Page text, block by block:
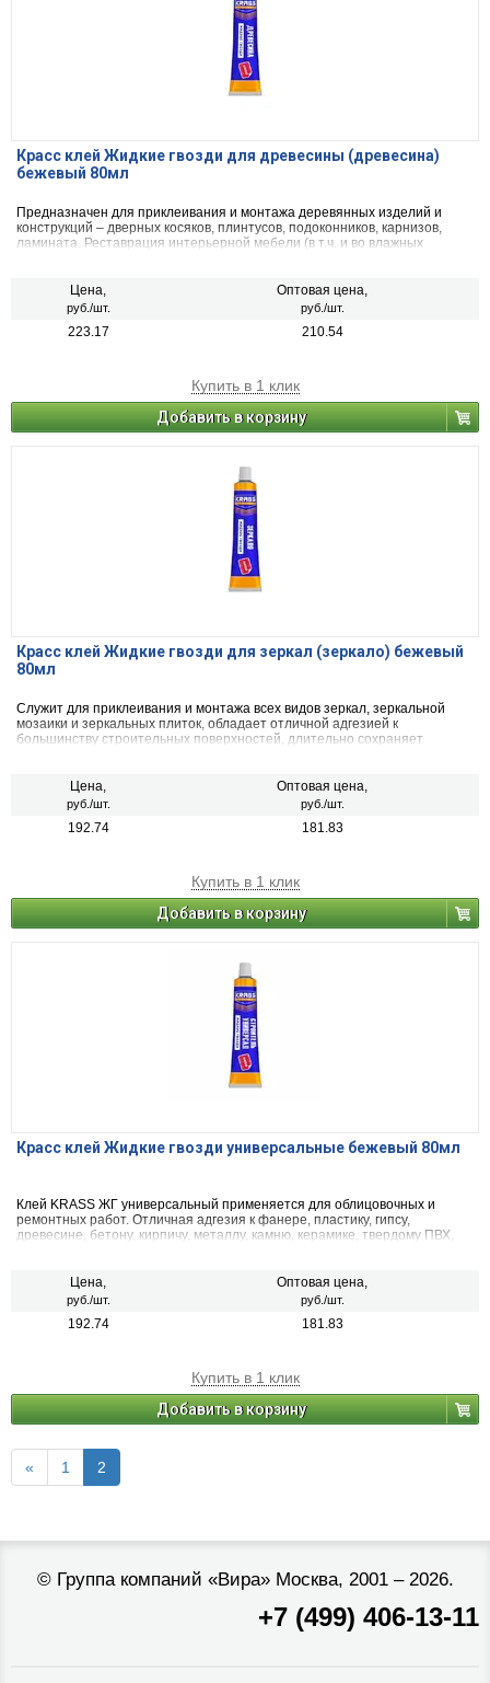
Красс клей Жидкие гвозди для древесины (древесина)
бежевый 80мл
Предназначен для приклеивания и монтажа деревянных изделий и
конструкций – дверных косяков, плинтусов, подоконников, карнизов,
ламината. Реставрация интерьерной мебели (в т.ч. и во влажных
Цена,
руб./шт.
Оптовая цена,
руб./шт.
223.17 210.54
Купить в 1 клик
Добавить в корзину
Красс клей Жидкие гвозди для зеркал (зеркало) бежевый
80мл
Служит для приклеивания и монтажа всех видов зеркал, зеркальной
мозаики и зеркальных плиток, обладает отличной адгезией к
большинству строительных поверхностей, длительно сохраняет
Цена,
руб./шт.
Оптовая цена,
руб./шт.
192.74 181.83
Купить в 1 клик
Добавить в корзину
Красс клей Жидкие гвозди универсальные бежевый 80мл
Клей KRASS ЖГ универсальный применяется для облицовочных и
ремонтных работ. Отличная адгезия к фанере, пластику, гипсу,
древесине, бетону, кирпичу, металлу, камню, керамике, твердому ПВХ,
приклеиваемых деталей. Устойчив к атмосферным и химическим
воздействиям.
Цена,
руб./шт.
Оптовая цена,
руб./шт.
192.74 181.83
Купить в 1 клик
Добавить в корзину
« 1 2
© Группа компаний «Вира»Москва, 2001 – 2026.
+7 (499) 406-13-11